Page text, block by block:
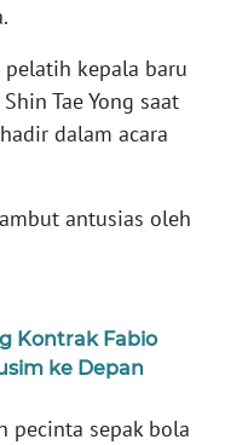
pelatih kepala baru
Tae Yong saat
dalam acara
antusias oleh
Kontrak Fabio
ke Depan
pecinta sepak bola